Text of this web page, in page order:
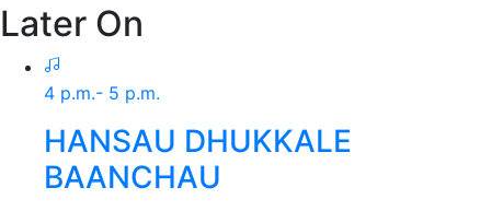
Later On
4 p.m.- 5 p.m.
HANSAU DHUKKALE
BAANCHAU